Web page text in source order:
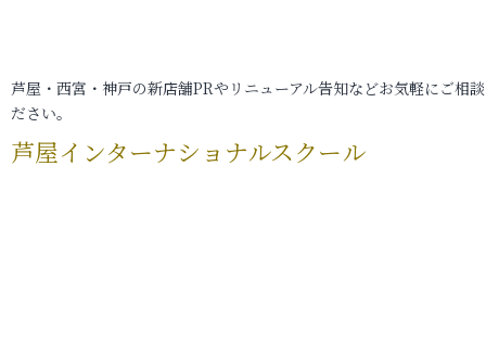
芦屋・西宮・神戸の新店舗PRやリニューアル告知などお気軽にご相
ださい。
芦屋インターナショナルスクール